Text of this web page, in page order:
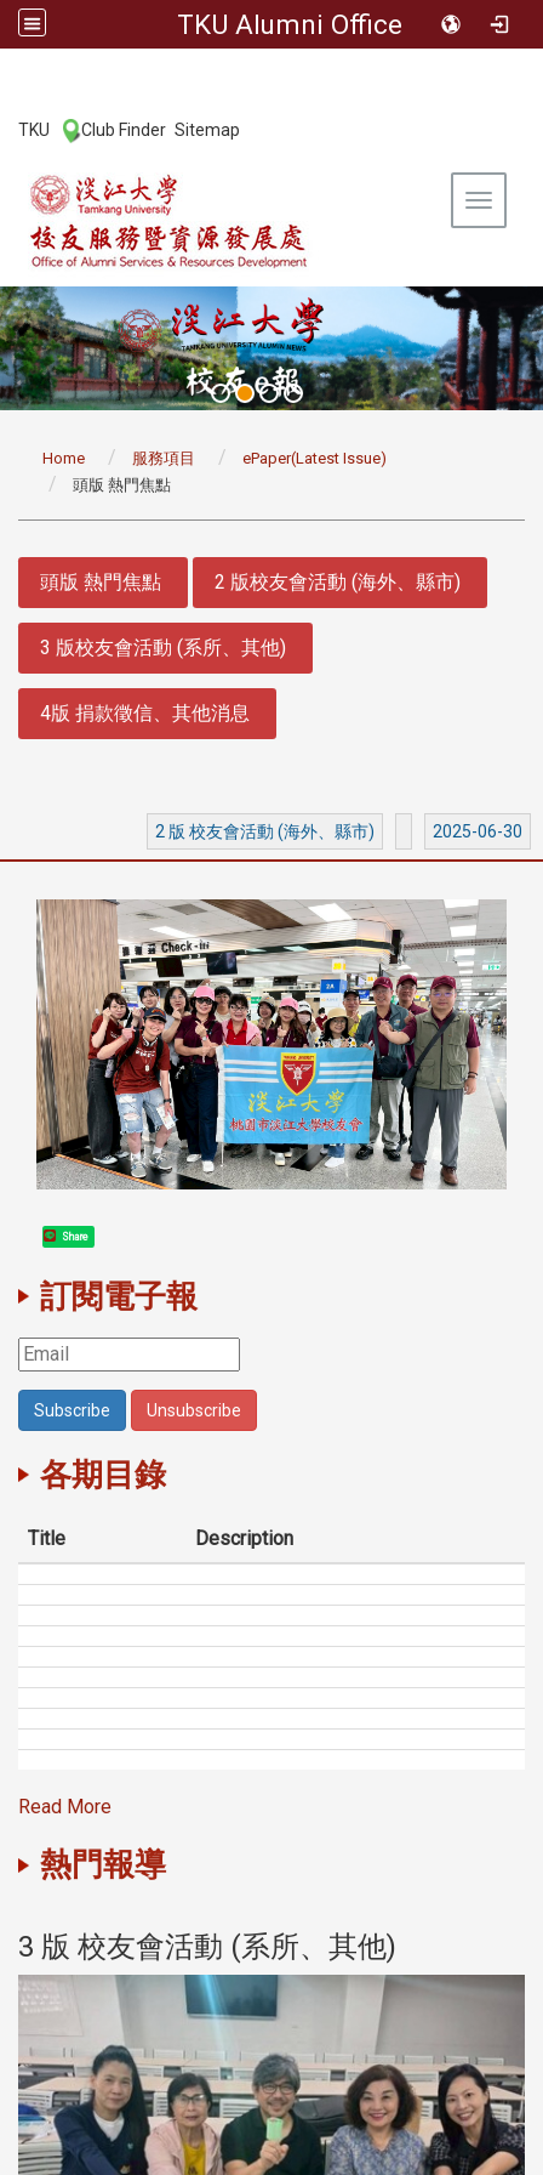
TKU Alumni Office
TKU Club Finder Sitemap
Toggle
Home 服務項目
ePaper(Latest Issue)
頭版 熱門焦點
頭版 熱門焦點 2 版校友會活動 (海外、縣市)
3 版校友會活動 (系所、其他)
4版 捐款徵信、其他消息
2 版 校友會活動 (海外、縣市) 2025-06-30
Share
訂閱電子報
各期目錄
Title Description
Read More
熱門報導
3 版 校友會活動 (系所、其他)